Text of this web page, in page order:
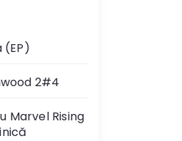
(EP)
2#4
Marvel Rising